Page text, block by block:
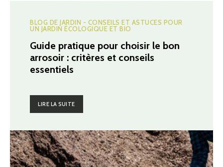
BLOG DE JARDIN - CONSEILS ET ASTUCES POUR
UN JARDIN ÉCOLOGIQUE ET BIO
Guide pratique pour choisir le bon
arrosoir : critères et conseils
essentiels
LIRE LA SUITE